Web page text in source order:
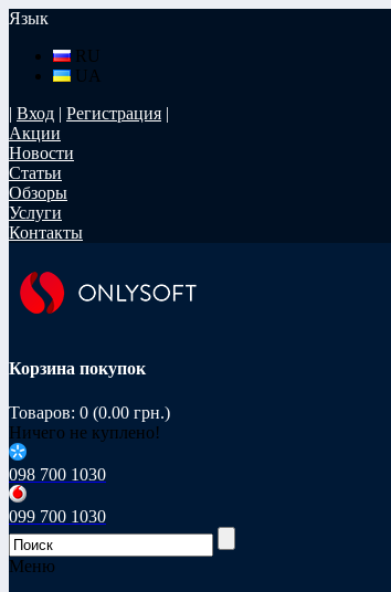
Язык
RU
UA
| Вход | Регистрация |
Акции
Новости
Статьи
Обзоры
Услуги
Контакты
Корзина покупок
Товаров: 0 (0.00 грн.)
Ничего не куплено!
098 700 1030
099 700 1030
Меню